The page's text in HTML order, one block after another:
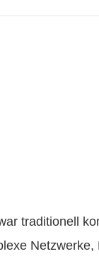
traditionell